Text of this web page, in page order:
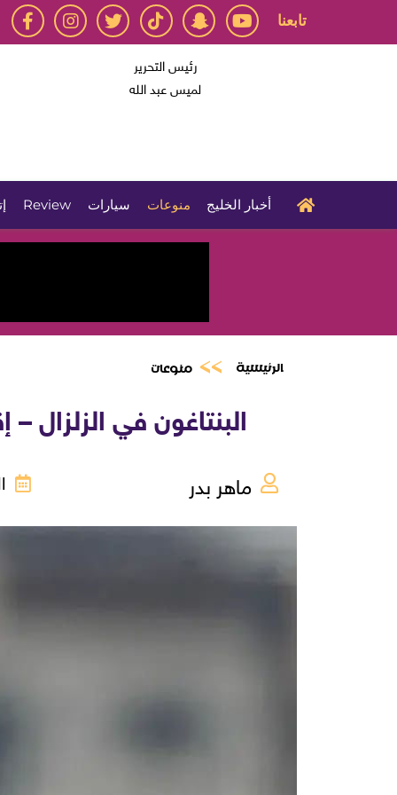
تابعنا
رئيس التحرير
لميس عبد الله
أخبار الخليج منوعات سيارات Review
الرئيسية منوعات
البنتاغون في الزلزال – إقالات
ماهر بدر